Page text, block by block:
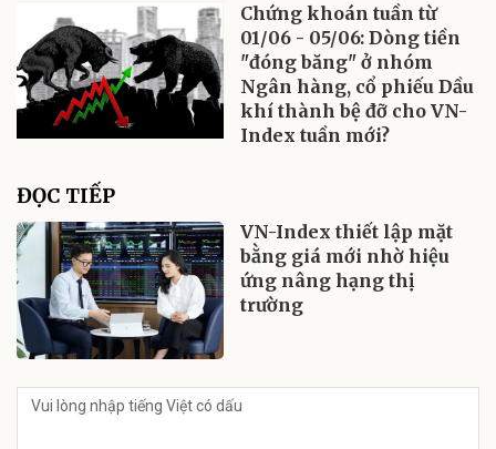
Chứng khoán tuần từ
01/06 - 05/06: Dòng tiền
"đóng băng" ở nhóm
Ngân hàng, cổ phiếu Dầu
khí thành bệ đỡ cho VN-
Index tuần mới?
ĐỌC TIẾP
VN-Index thiết lập mặt
bằng giá mới nhờ hiệu
ứng nâng hạng thị
trường